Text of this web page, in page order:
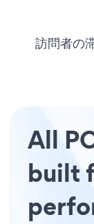
訪問者の
All
built